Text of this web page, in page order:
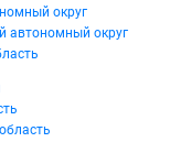
округ
автономный округ